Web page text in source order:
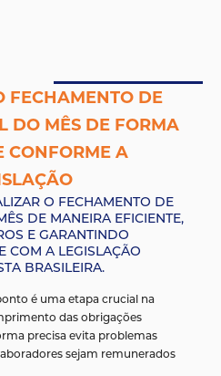
FECHAMENTO DE
DO MÊS DE FORMA
CONFORME A
O FECHAMENTO DE
DE MANEIRA EFICIENTE,
E GARANTINDO
COM A LEGISLAÇÃO
BRASILEIRA.
é uma etapa crucial na
das obrigações
precisa evita problemas
sejam remunerados